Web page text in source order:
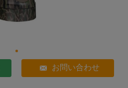
お問い合わせ